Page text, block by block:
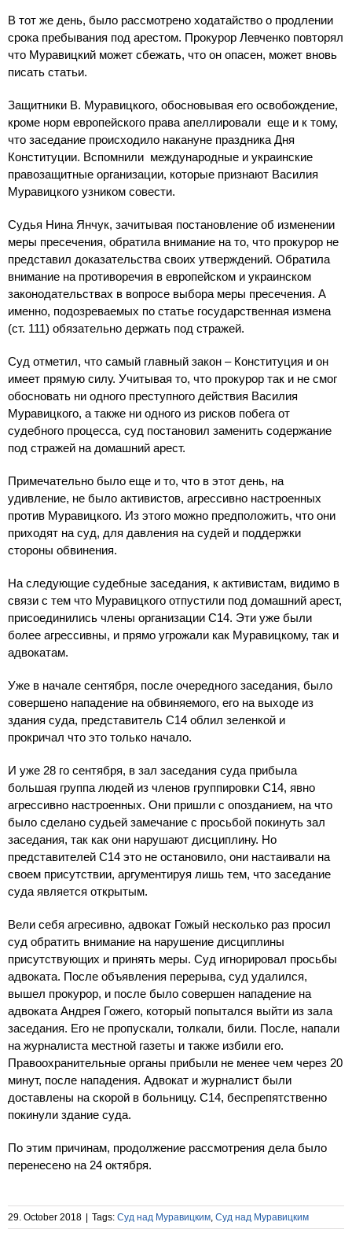
В тот же день, было рассмотрено ходатайство о продлении
срока пребывания под арестом. Прокурор Левченко повторял
что Муравицкий может сбежать, что он опасен, может вновь
писать статьи.
Защитники В. Муравицкого, обосновывая его освобождение,
кроме норм европейского права апеллировали еще и к тому,
что заседание происходило накануне праздника Дня
Конституции. Вспомнили международные и украинские
правозащитные организации, которые признают Василия
Муравицкого узником совести.
Судья Нина Янчук, зачитывая постановление об изменении
меры пресечения, обратила внимание на то, что прокурор не
представил доказательства своих утверждений. Обратила
внимание на противоречия в европейском и украинском
законодательствах в вопросе выбора меры пресечения. А
именно, подозреваемых по статье государственная измена
(ст. 111) обязательно держать под стражей.
Суд отметил, что самый главный закон – Конституция и он
имеет прямую силу. Учитывая то, что прокурор так и не смог
обосновать ни одного преступного действия Василия
Муравицкого, а также ни одного из рисков побега от
судебного процесса, суд постановил заменить содержание
под стражей на домашний арест.
Примечательно было еще и то, что в этот день, на
удивление, не было активистов, агрессивно настроенных
против Муравицкого. Из этого можно предположить, что они
приходят на суд, для давления на судей и поддержки
стороны обвинения.
На следующие судебные заседания, к активистам, видимо в
связи с тем что Муравицкого отпустили под домашний арест,
присоединились члены организации С14. Эти уже были
более агрессивны, и прямо угрожали как Муравицкому, так и
адвокатам.
Уже в начале сентября, после очередного заседания, было
совершено нападение на обвиняемого, его на выходе из
здания суда, представитель С14 облил зеленкой и
прокричал что это только начало.
И уже 28 го сентября, в зал заседания суда прибыла
большая группа людей из членов группировки С14, явно
агрессивно настроенных. Они пришли с опозданием, на что
было сделано судьей замечание с просьбой покинуть зал
заседания, так как они нарушают дисциплину. Но
представителей С14 это не остановило, они настаивали на
своем присутствии, аргументируя лишь тем, что заседание
суда является открытым.
Вели себя агресивно, адвокат Гожый несколько раз просил
суд обратить внимание на нарушение дисциплины
присутствующих и принять меры. Суд игнорировал просьбы
адвоката. После объявления перерыва, суд удалился,
вышел прокурор, и после было совершен нападение на
адвоката Андрея Гожего, который попытался выйти из зала
заседания. Его не пропускали, толкали, били. После, напали
на журналиста местной газеты и также избили его.
Правоохранительные органы прибыли не менее чем через 20
минут, после нападения. Адвокат и журналист были
доставлены на скорой в больницу. С14, беспрепятственно
покинули здание суда.
По этим причинам, продолжение рассмотрения дела было
перенесено на 24 октября.
29. October 2018 | Tags: Суд над Муравицким Суд над Муравицким